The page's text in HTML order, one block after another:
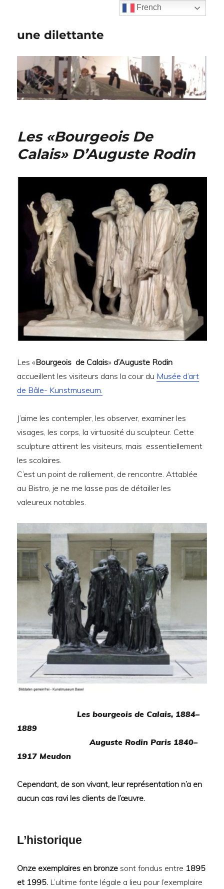
une dilettante
Les «Bourgeois De
Calais» D’Auguste Rodin
Les «Bourgeois de Calais» d’Auguste Rodin
accueillent les visiteurs dans la cour du Musée d’art
de Bâle- Kunstmuseum.
J’aime les contempler, les observer, examiner les
visages, les corps, la virtuosité du sculpteur. Cette
sculpture attirent les visiteurs, mais essentiellement
les scolaires.
C’est un point de ralliement, de rencontre. Attablée
au Bistro, je ne me lasse pas de détailler les
valeureux notables.
Les bourgeois de Calais, 1884–
1889
Auguste RodinParis 1840–
1917 Meudon
Cependant, de son vivant, leur représentation n’a en
aucun cas ravi les clients de l’œuvre.
L’historique
Onze exemplaires en bronze sont fondus entre 1895
et 1995. L’ultime fonte légale a lieu pour l’exemplaire
French